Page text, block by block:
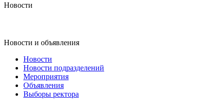
Новости
Новости и объявления
Новости
Новости подразделений
Мероприятия
Объявления
Выборы ректора